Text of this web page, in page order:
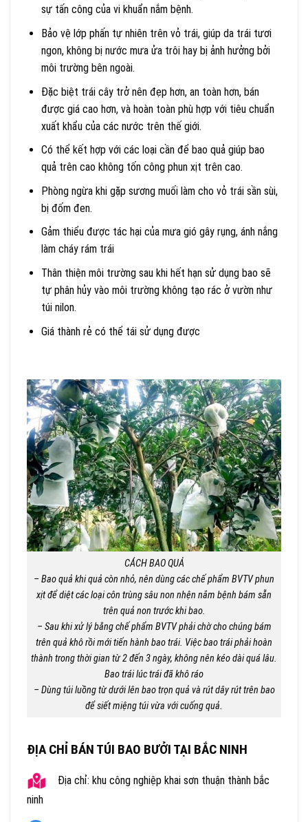
sự tấn công của vi khuẩn nắm bệnh.
Bảo vệ lớp phấn tự nhiên trên vỏ trái, giúp da trái tươi
ngon, không bị nước mưa ửa trôi hay bị ảnh hưởng bởi
môi trường bên ngoài.
Đặc biệt trái cây trở nên đẹp hơn, an toàn hơn, bán
được giá cao hơn, và hoàn toàn phù hợp với tiêu chuẩn
xuất khẩu của các nước trên thế giới.
Có thể kết hợp với các loại cần để bao quả giúp bao
quả trên cao không tốn công phun xịt trên cao.
Phòng ngừa khi gặp sương muối làm cho vỏ trái sần sùi,
bị đốm đen.
Gảm thiểu được tác hại của mưa gió gây rụng, ánh nắng
làm cháy rám trái
Thân thiện môi trường sau khi hết hạn sử dụng bao sẽ
tự phân hủy vào môi trường không tạo rác ở vườn như
túi nilon.
Giá thành rẻ có thể tái sử dụng được
CÁCH BAO QUẢ
– Bao quả khi quả còn nhỏ, nên dùng các chế phẩm BVTV phun
xịt để diệt các loại côn trùng sâu non nhện nắm bệnh bám sẵn
trên quả non trước khi bao.
– Sau khi xử lý bằng chế phẩm BVTV phải chờ cho chúng bám
trên quả khô rồi mới tiến hành bao trái. Việc bao trái phải hoàn
thành trong thời gian từ 2 đến 3 ngày, không nên kéo dài quá lâu.
Bao trái lúc trái đã khô ráo
– Dùng túi luồng từ dưới lên bao trọn quả và rút dây rút trên bao
để siết miệng túi vừa với cuống quả.
ĐỊA CHỈ BÁN TÚI BAO BƯỞI TẠI BẮC NINH
Địa chỉ: khu công nghiệp khai sơn thuận thành bắc
ninh